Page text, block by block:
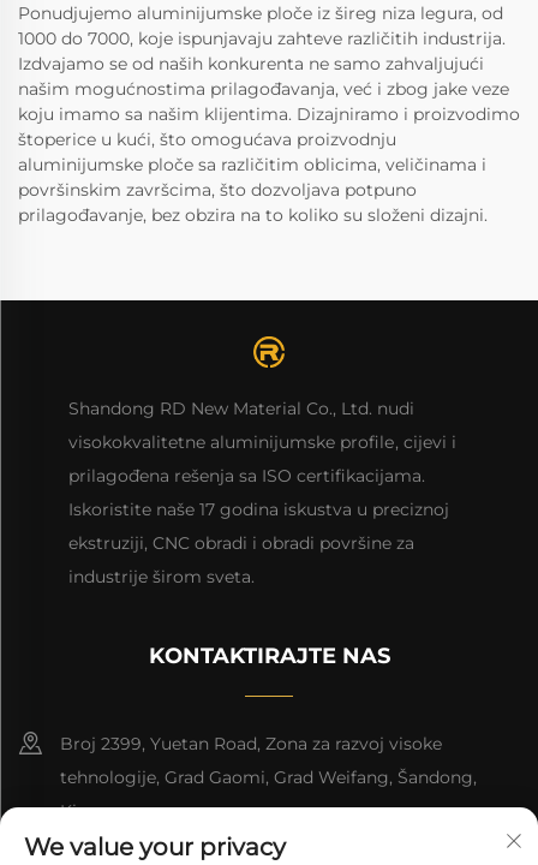
Ponudjujemo aluminijumske ploče iz šireg niza legura, od
1000 do 7000, koje ispunjavaju zahteve različitih industrija.
Izdvajamo se od naših konkurenta ne samo zahvaljujući
našim mogućnostima prilagođavanja, već i zbog jake veze
koju imamo sa našim klijentima. Dizajniramo i proizvodimo
štoperice u kući, što omogućava proizvodnju
aluminijumske ploče sa različitim oblicima, veličinama i
površinskim završcima, što dozvoljava potpuno
prilagođavanje, bez obzira na to koliko su složeni dizajni.
Shandong RD New Material Co., Ltd. nudi
visokokvalitetne aluminijumske profilе, cijevi i
prilagođena rešenja sa ISO certifikacijama.
Iskoristite naše 17 godina iskustva u preciznoj
ekstruziji, CNC obradi i obradi površine za
industrije širom sveta.
KONTAKTIRAJTE NAS
Broj 2399, Yuetan Road, Zona za razvoj visoke
tehnologije, Grad Gaomi, Grad Weifang, Šandong,
Kina.
We value your privacy